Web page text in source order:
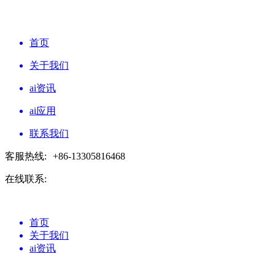
首页
关于我们
ai资讯
ai应用
联系我们
客服热线: +86-13305816468
在线联系:
首页
关于我们
ai资讯